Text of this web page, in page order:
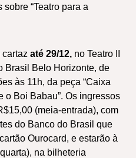
“Teatro para a
até 29/12, no Teatro II
Brasil Belo Horizonte, de
às 11h, da peça “Caixa
o Boi Babau”. Os ingressos
(meia-entrada), com
do Banco do Brasil que
Ourocard, e estarão à
na bilheteria